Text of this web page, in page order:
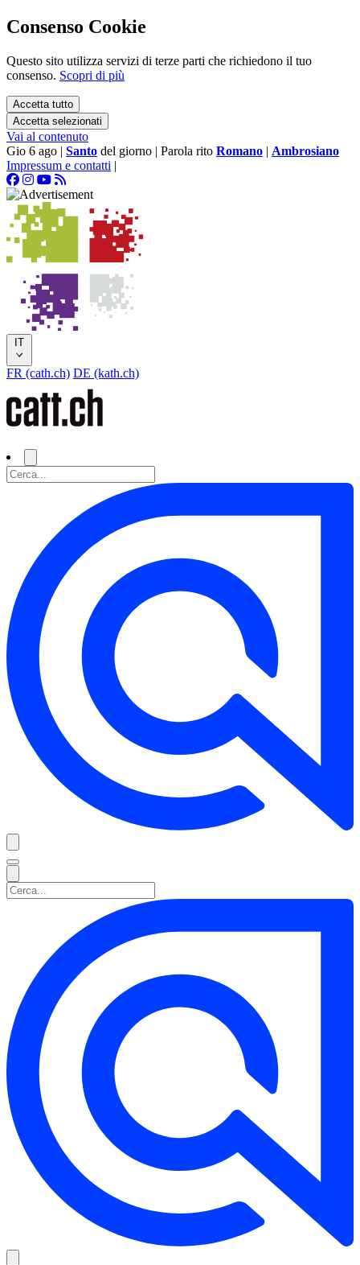
Consenso Cookie
Questo sito utilizza servizi di terze parti che richiedono il tuo
consenso. Scopri di più
Accetta tutto
Accetta selezionati
Vai al contenuto
Gio 6 ago | Santo del giorno | Parola rito Romano | Ambrosiano
Impressum e contatti |
IT
FR (cath.ch) DE (kath.ch)